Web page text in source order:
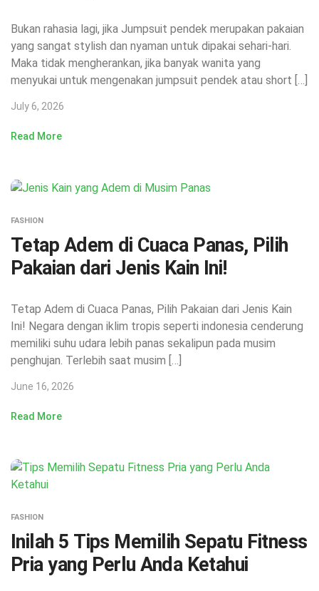
Bukan rahasia lagi, jika Jumpsuit pendek merupakan pakaian
yang sangat stylish dan nyaman untuk dipakai sehari-hari.
Maka tidak mengherankan, jika banyak wanita yang
menyukai untuk mengenakan jumpsuit pendek atau short […]
July 6, 2026
Read More
FASHION
Tetap Adem di Cuaca Panas, Pilih
Pakaian dari Jenis Kain Ini!
Tetap Adem di Cuaca Panas, Pilih Pakaian dari Jenis Kain
Ini! Negara dengan iklim tropis seperti indonesia cenderung
memiliki suhu udara lebih panas sekalipun pada musim
penghujan. Terlebih saat musim […]
June 16, 2026
Read More
FASHION
Inilah 5 Tips Memilih Sepatu Fitness
Pria yang Perlu Anda Ketahui